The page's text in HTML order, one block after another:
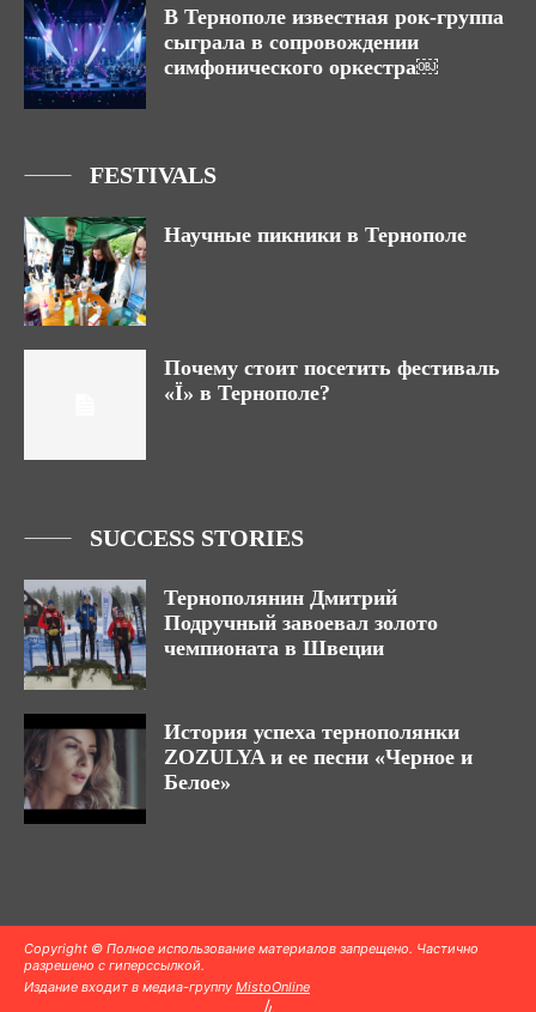
В Тернополе известная рок-группа
сыграла в сопровождении
симфонического оркестра￼
FESTIVALS
Научные пикники в Тернополе
Почему стоит посетить фестиваль
«Ї» в Тернополе?
SUCCESS STORIES
Тернополянин Дмитрий
Подручный завоевал золото
чемпионата в Швеции
История успеха тернополянки
ZOZULYA и ее песни «Черное и
Белое»
Copyright © Полное использование материалов запрещено. Частично
разрешено с гиперссылкой.
Издание входит в медиа-группу MistoOnline